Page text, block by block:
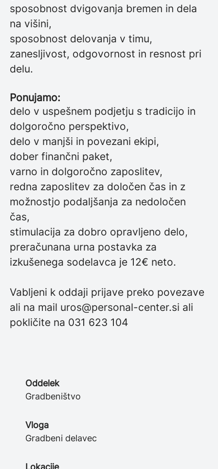
sposobnost dvigovanja bremen in dela
na višini,
sposobnost delovanja v timu,
zanesljivost, odgovornost in resnost pri
delu.
Ponujamo:
delo v uspešnem podjetju s tradicijo in
dolgoročno perspektivo,
delo v manjši in povezani ekipi,
dober finančni paket,
varno in dolgoročno zaposlitev,
redna zaposlitev za določen čas in z
možnostjo podaljšanja za nedoločen
čas,
stimulacija za dobro opravljeno delo,
preračunana urna postavka za
izkušenega sodelavca je 12€ neto.
Vabljeni k oddaji prijave preko povezave
ali na mail uros@personal-center.si ali
pokličite na 031 623 104
Oddelek
Gradbeništvo
Vloga
Gradbeni delavec
Lokacije